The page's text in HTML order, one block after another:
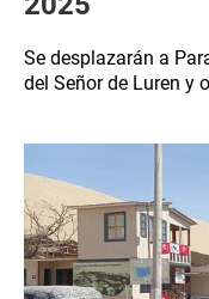
Se desplazarán a
del Señor de Luren y